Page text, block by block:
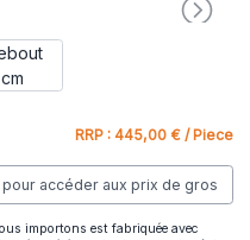
RRP : 445,00 € / Piece
accéder aux prix de gros
importons est fabriquée avec